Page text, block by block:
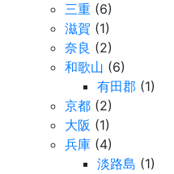
三重 (6)
滋賀 (1)
奈良 (2)
和歌山 (6)
有田郡 (1)
京都 (2)
大阪 (1)
兵庫 (4)
淡路島 (1)